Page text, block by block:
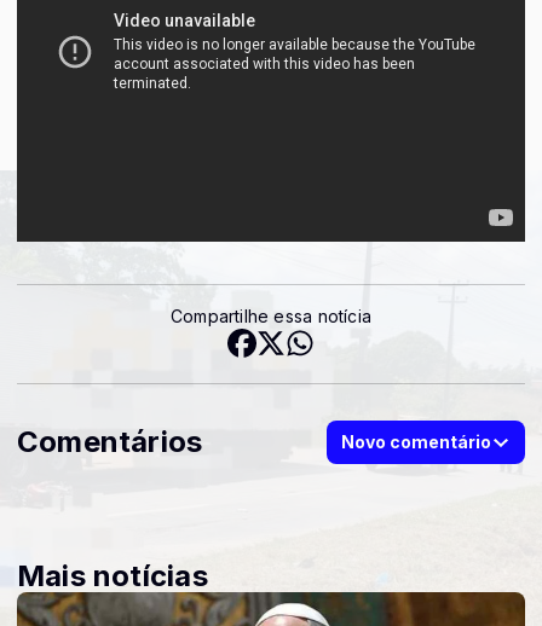
Compartilhe essa notícia
Comentários Novo comentário
Mais notícias